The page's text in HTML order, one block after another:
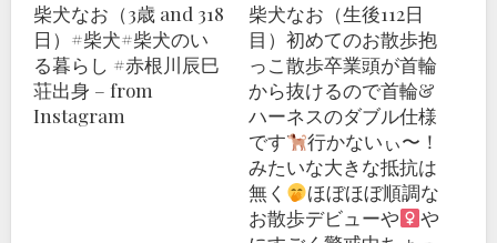
柴犬なお（3歳 and 318
日）#柴犬#柴犬のい
る暮らし #赤根川辰巳
荘出身 – from
Instagram
柴犬なお（生後112日
目）初めてのお散歩抱
っこ散歩卒業頭が首輪
から抜けるので首輪&
ハーネスのダブル仕様
です
行かないぃ〜！
みたいな大きな抵抗は
無く
ほぼほぼ順調な
お散歩デビューや‍
や